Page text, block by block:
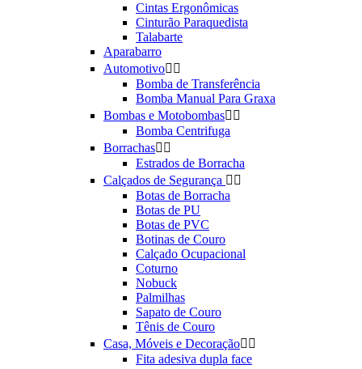
Cintas Ergonômicas
Cinturão Paraquedista
Talabarte
Aparabarro
Automotivo 
Bomba de Transferência
Bomba Manual Para Graxa
Bombas e Motobombas 
Bomba Centrifuga
Borrachas 
Estrados de Borracha
Calçados de Segurança  
Botas de Borracha
Botas de PU
Botas de PVC
Botinas de Couro
Calçado Ocupacional
Coturno
Nobuck
Palmilhas
Sapato de Couro
Tênis de Couro
Casa, Móveis e Decoração 
Fita adesiva dupla face